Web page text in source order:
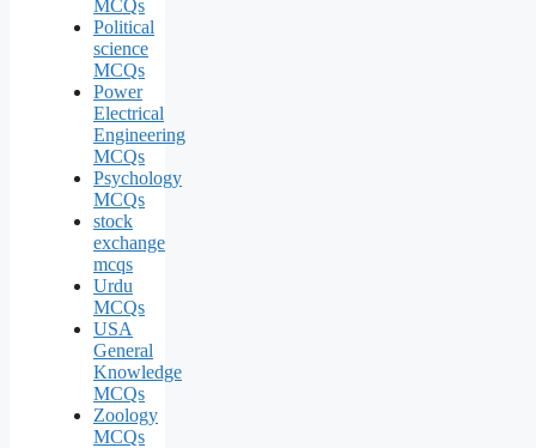
MCQs
Political
science
MCQs
Power
Electrical
Engineering
MCQs
Psychology
MCQs
stock
exchange
mcqs
Urdu
MCQs
USA
General
Knowledge
MCQs
Zoology
MCQs